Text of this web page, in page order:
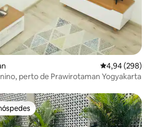
4,94 de uma
4,94 (298)
perto de Prawirotaman Yogyakarta
preferidos dos hóspedes